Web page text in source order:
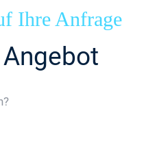
Ihre Anfrage